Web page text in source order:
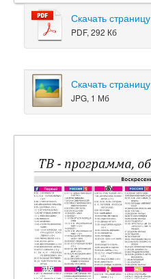
Скачать страницу
PDF, 292 Кб
Скачать страницу
JPG, 1 Мб